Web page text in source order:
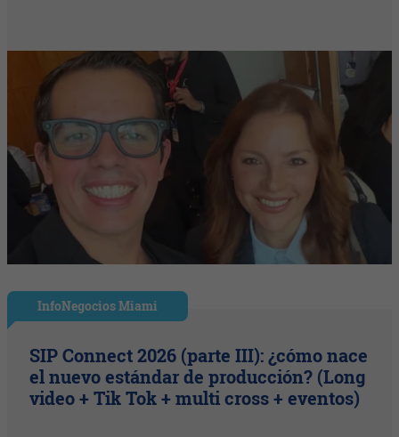
InfoNegocios Miami
SIP Connect 2026 (parte III): ¿cómo nace
el nuevo estándar de producción? (Long
video + Tik Tok + multi cross + eventos)